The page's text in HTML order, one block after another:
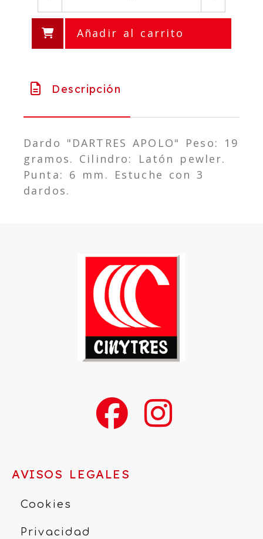
Añadir al carrito
Descripción
Dardo "DARTRES APOLO" Peso: 19
gramos. Cilindro: Latón pewler.
Punta: 6 mm. Estuche con 3
dardos.
AVISOS LEGALES
Cookies
Privacidad